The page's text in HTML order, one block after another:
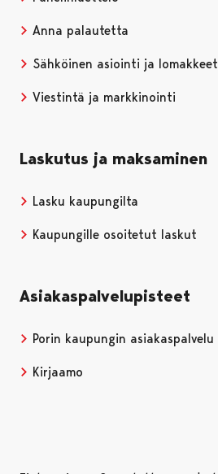
Anna palautetta
Sähköinen asiointi ja lomakkeet
Viestintä ja markkinointi
Laskutus ja maksaminen
Lasku kaupungilta
Kaupungille osoitetut laskut
Asiakaspalvelupisteet
Porin kaupungin asiakaspalvelu
Kirjaamo